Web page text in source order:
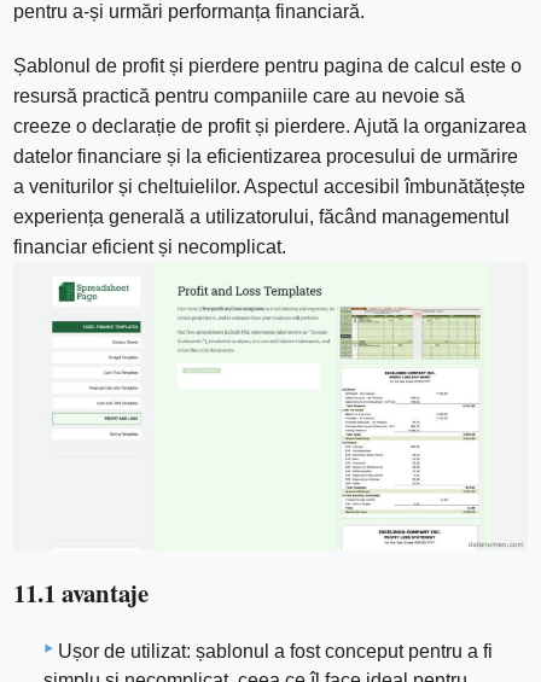
pentru a-și urmări performanța financiară.
Șablonul de profit și pierdere pentru pagina de calcul este o
resursă practică pentru companiile care au nevoie să
creeze o declarație de profit și pierdere. Ajută la organizarea
datelor financiare și la eficientizarea procesului de urmărire
a veniturilor și cheltuielilor. Aspectul accesibil îmbunătățește
experiența generală a utilizatorului, făcând managementul
financiar eficient și necomplicat.
11.1 avantaje
Ușor de utilizat: șablonul a fost conceput pentru a fi